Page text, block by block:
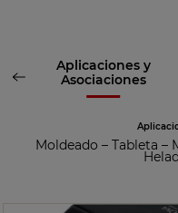
Aplicaciones y
Asociaciones
Moldeado –Tableta –